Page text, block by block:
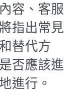
容、客服
指出常見
替代方
否應該進
進行。